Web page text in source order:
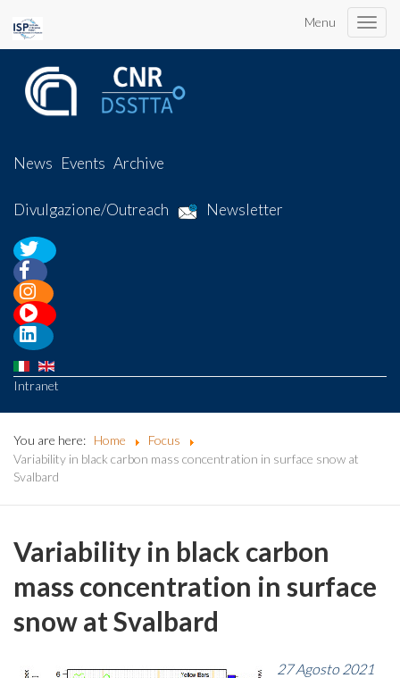
Menu
Toggle
News Events Archive
Divulgazione/Outreach Newsletter
Intranet
You are here: Home
Focus
Variability in black carbon mass concentration in surface snow at
Svalbard
Variability in black carbon
mass concentration in surface
snow at Svalbard
27 Agosto 2021